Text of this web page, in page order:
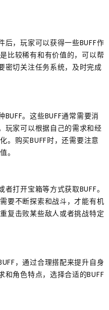
后，玩家可以获得一些BUFF作
比较稀有和有价值的，可以帮
密切关注任务系统，及时完成
。这些BUFF通常需要消
玩家可以根据自己的需求和经
。购买BUFF时，还需要注意
。
打开宝箱等方式获取BUFF。
要不断探索和战斗，才能有机
复击败某些敌人或者挑战特定
，通过合理搭配来提升自身
和角色特点，选择合适的BUFF